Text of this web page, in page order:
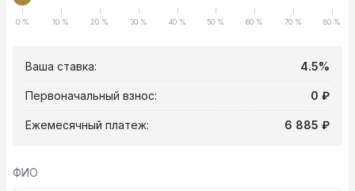
0 % 10 % 20 % 30 % 40 % 50 % 60 % 70 % 80 %
Ваша ставка: 4.5%
Первоначальный взнос: 0 ₽
Ежемесячный платеж: 6 885 ₽
ФИО